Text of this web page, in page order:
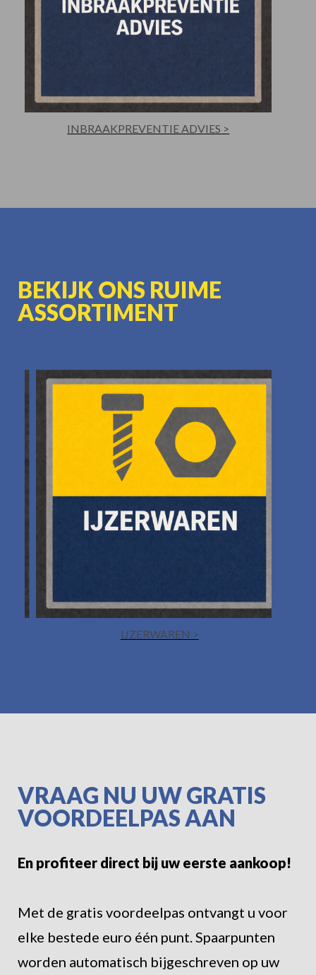
INBRAAKPREVENTIE ADVIES >
BEKIJK ONS RUIME
ASSORTIMENT
IJZERWAREN >
VRAAG NU UW GRATIS
VOORDEELPAS AAN
En profiteer direct bij uw eerste aankoop!
Met de gratis voordeelpas ontvangt u voor
elke bestede euro één punt. Spaarpunten
worden automatisch bijgeschreven op uw